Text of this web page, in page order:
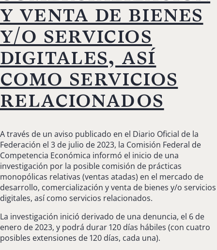
y venta de bienes
y/o servicios
digitales, así
como servicios
relacionados
A través de un aviso publicado en el Diario Oficial de la
Federación el 3 de julio de 2023, la Comisión Federal de
Competencia Económica informó el inicio de una
investigación por la posible comisión de prácticas
monopólicas relativas (ventas atadas) en el mercado de
desarrollo, comercialización y venta de bienes y/o servicios
digitales, así como servicios relacionados.
La investigación inició derivado de una denuncia, el 6 de
enero de 2023, y podrá durar 120 días hábiles (con cuatro
posibles extensiones de 120 días, cada una).